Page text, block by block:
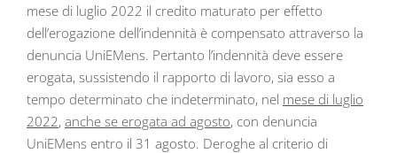
mese di luglio 2022 il credito maturato per effetto
dell’erogazione dell’indennità è compensato attraverso la
denuncia UniEMens. Pertanto l’indennità deve essere
erogata, sussistendo il rapporto di lavoro, sia esso a
tempo determinato che indeterminato, nel mese di luglio
2022, anche se erogata ad agosto, con denuncia
UniEMens entro il 31 agosto. Deroghe al criterio di